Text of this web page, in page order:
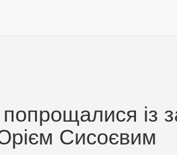
із
Сисоєвим